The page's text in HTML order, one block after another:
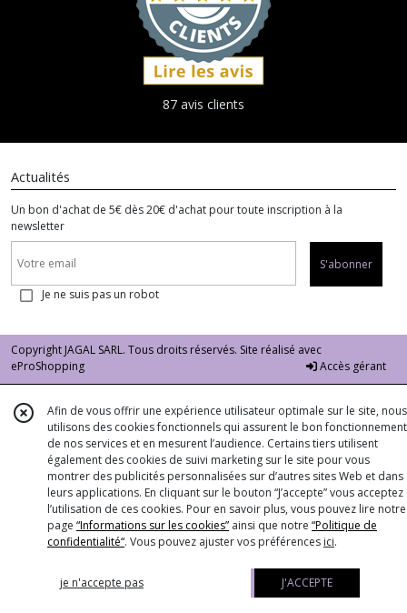
87 avis clients
Actualités
Un bon d'achat de 5€ dès 20€ d'achat pour toute inscription à la
newsletter
S'abonner
Je ne suis pas un robot
Copyright JAGAL SARL. Tous droits réservés. Site réalisé avec
eProShopping
Accès gérant
Afin de vous offrir une expérience utilisateur optimale sur le site, nous
utilisons des cookies fonctionnels qui assurent le bon fonctionnement
de nos services et en mesurent l’audience. Certains tiers utilisent
également des cookies de suivi marketing sur le site pour vous
montrer des publicités personnalisées sur d’autres sites Web et dans
leurs applications. En cliquant sur le bouton “J’accepte” vous acceptez
l’utilisation de ces cookies. Pour en savoir plus, vous pouvez lire notre
page “Informations sur les cookies” ainsi que notre “Politique de
confidentialité“. Vous pouvez ajuster vos préférences ici.
je n'accepte pas J'ACCEPTE